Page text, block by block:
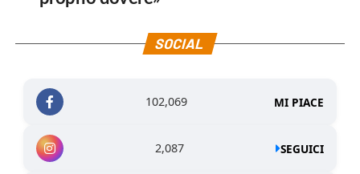
SOCIAL
102,069 MI PIACE
2,087 SEGUICI